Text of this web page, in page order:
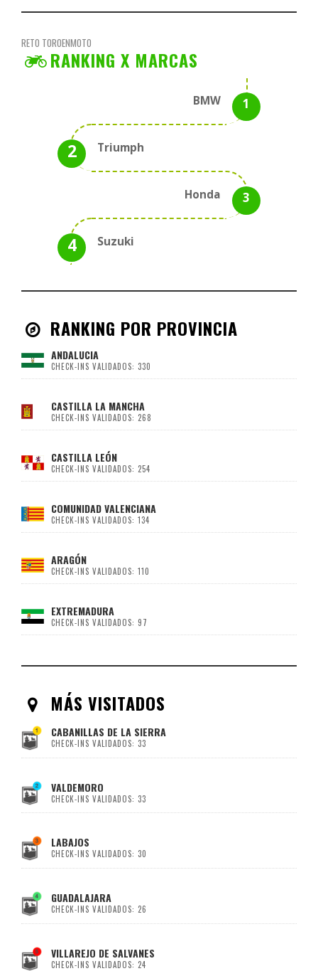
RETO TOROENMOTO
RANKING X MARCAS
BMW
Triumph
Honda
Suzuki
RANKING POR PROVINCIA
ANDALUCIA
CHECK-INS VALIDADOS: 330
CASTILLA LA MANCHA
CHECK-INS VALIDADOS: 268
CASTILLA LEÓN
CHECK-INS VALIDADOS: 254
COMUNIDAD VALENCIANA
CHECK-INS VALIDADOS: 134
ARAGÓN
CHECK-INS VALIDADOS: 110
EXTREMADURA
CHECK-INS VALIDADOS: 97
MÁS VISITADOS
CABANILLAS DE LA SIERRA
CHECK-INS VALIDADOS: 33
VALDEMORO
CHECK-INS VALIDADOS: 33
LABAJOS
CHECK-INS VALIDADOS: 30
GUADALAJARA
CHECK-INS VALIDADOS: 26
VILLAREJO DE SALVANES
CHECK-INS VALIDADOS: 24